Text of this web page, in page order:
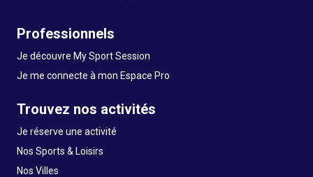
Professionnels
Je découvre My Sport Session
Je me connecte à mon Espace Pro
Trouvez nos activités
Je réserve une activité
Nos Sports & Loisirs
Nos Villes